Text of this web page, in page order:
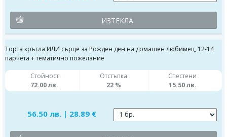
ИЗТЕКЛА
Торта кръгла ИЛИ сърце за Рожден ден на домашен любимец, 12-14
парчета + тематично пожелание
Стойност
72.00 лв.
Отстъпка
22 %
Спестени
15.50 лв.
56.50 лв. | 28.89 €